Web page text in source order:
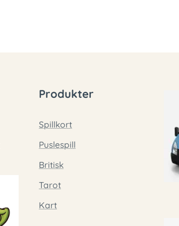
Produkter
Spillkort
Puslespill
Britisk
Tarot
Kart